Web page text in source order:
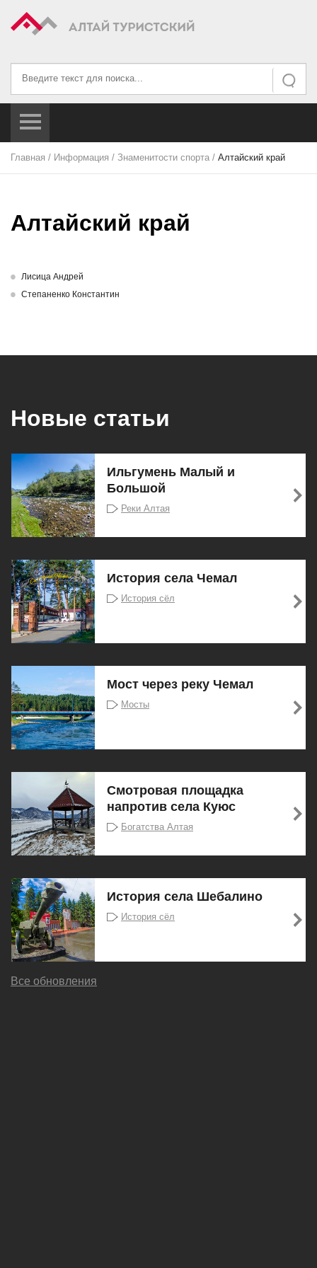
Искать
Искать...
Главная / Информация / Знаменитости спорта / Алтайский край
Алтайский край
Лисица Андрей
Степаненко Константин
Новые статьи
Ильгумень Малый и
Большой
Реки Алтая
История села Чемал
История сёл
Мост через реку Чемал
Мосты
Смотровая площадка
напротив села Куюс
Богатства Алтая
История села Шебалино
История сёл
Все обновления